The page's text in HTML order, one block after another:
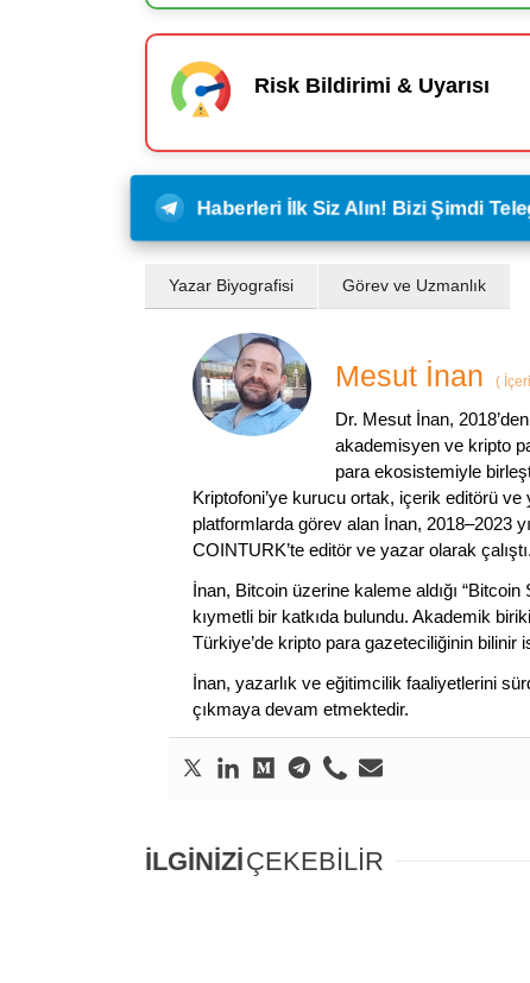
Risk Bildirimi & Uyarısı
Haberleri İlk Siz Alın! Bizi Şimdi
Yazar Biyografisi Görev ve Uzmanlık
Mesut İnan (
Dr. Mesut İnan,
akademisyen ve kripto
para ekosistemiyle
Kriptofoni’ye kurucu ortak, içerik editörü
platformlarda görev alan İnan, 2018–2023
COINTURK’te editör ve yazar olarak çalıştı.
İnan, Bitcoin üzerine kaleme aldığı
kıymetli bir katkıda bulundu. Akademik
Türkiye’de kripto para gazeteciliğinin bilinir
İnan, yazarlık ve eğitimcilik faaliyetlerini
çıkmaya devam etmektedir.
İLGİNİZİÇEKEBİLİR